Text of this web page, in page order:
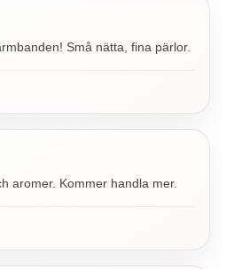
Små nätta, fina pärlor.
aromer. Kommer handla mer.